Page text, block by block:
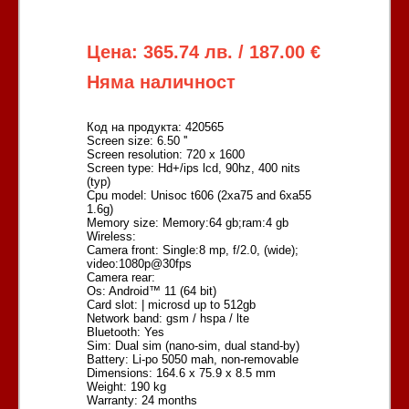
Цена: 365.74 лв. / 187.00 €
Няма наличност
Код на продукта: 420565
Screen size: 6.50 ''
Screen resolution: 720 x 1600
Screen type: Hd+/ips lcd, 90hz, 400 nits
(typ)
Cpu model: Unisoc t606 (2xa75 and 6xa55
1.6g)
Memory size: Memory:64 gb;ram:4 gb
Wireless:
Camera front: Single:8 mp, f/2.0, (wide);
video:1080p@30fps
Camera rear:
Os: Android™ 11 (64 bit)
Card slot: | microsd up to 512gb
Network band: gsm / hspa / lte
Bluetooth: Yes
Sim: Dual sim (nano-sim, dual stand-by)
Battery: Li-po 5050 mah, non-removable
Dimensions: 164.6 x 75.9 x 8.5 mm
Weight: 190 kg
Warranty: 24 months